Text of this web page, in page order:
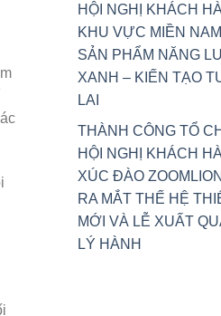
HỘI NGHỊ KHÁCH
KHU VỰC MIỀN
SẢN PHẨM NĂNG
XANH – KIẾN TẠO
LAI
THÀNH CÔNG TỔ
HỘI NGHỊ KHÁCH
XÚC ĐÀO
RA MẮT THẾ HỆ
MỚI VÀ LỄ XUẤT
LÝ HÀNH